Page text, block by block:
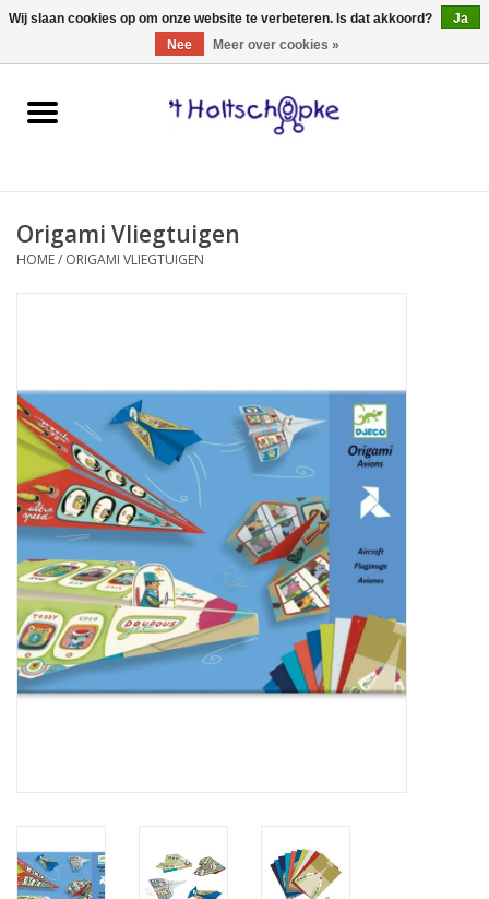
0 Artikelen - €0,00
Home
spellen
hebbedingen
kinderkamer
eten & drinken
knuffels
boeken
Origami Vliegtuigen
HOME/ ORIGAMI VLIEGTUIGEN
Wij slaan cookies op om onze website te verbeteren. Is dat akkoord?
Ja
Nee
Meer over cookies »